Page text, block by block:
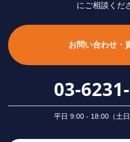
にご相談くだ
お問い合わせ・
03-
平⽇ 9:00 - 18:00（⼟⽇